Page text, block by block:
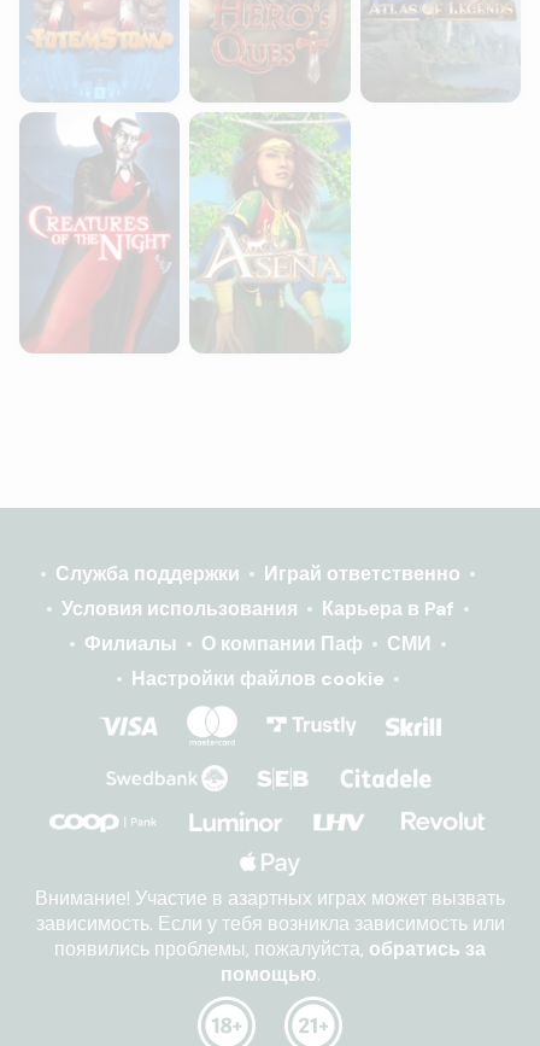
Creatures of the NightAsena
Служба поддержки
Играй ответственно
Условия использования
Карьера в Paf
Филиалы
О компании Паф
СМИ
Настройки файлов cookie
Внимание! Участие в азартных играх может вызвать
зависимость. Если у тебя возникла зависимость или
появились проблемы, пожалуйста, обратись за
помощью.